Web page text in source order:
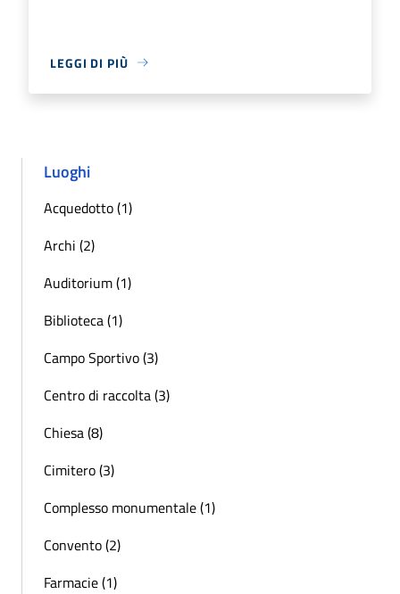
LEGGI DI PIÙ
Luoghi
Acquedotto (1)
Archi (2)
Auditorium (1)
Biblioteca (1)
Campo Sportivo (3)
Centro di raccolta (3)
Chiesa (8)
Cimitero (3)
Complesso monumentale (1)
Convento (2)
Farmacie (1)